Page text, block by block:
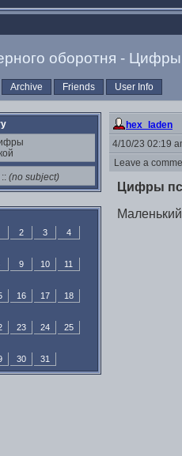
оборотня -
Archive Friends User Info
:: (no subject)
2 3
4
9 10
11
16 17
18
23 24
25
30 31
hex_laden
4/10/23 02:19
Leave a
Цифры